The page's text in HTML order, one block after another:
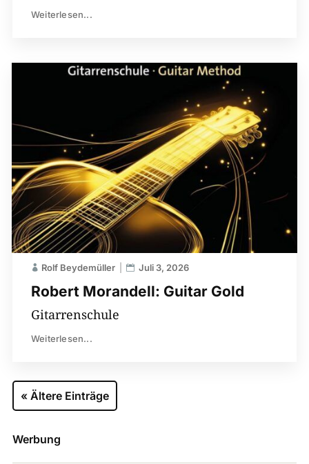
Weiterlesen...
Robert Morandell: Guitar Gold
Rolf Beydemüller Juli 3, 2026
Gitarrenschule
Weiterlesen...
« Ältere Einträge
Werbung